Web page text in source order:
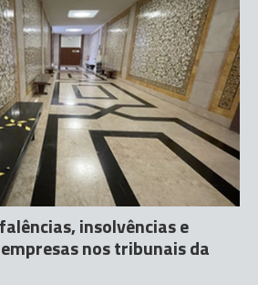
insolvências e
nos tribunais da